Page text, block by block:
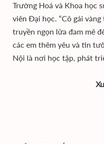
Trường Hoá và Khoa học
viên Đại học. “Cô gái
truyền ngọn lửa đam mê
các em thêm yêu và tin
Nội là nơi học tập, phát